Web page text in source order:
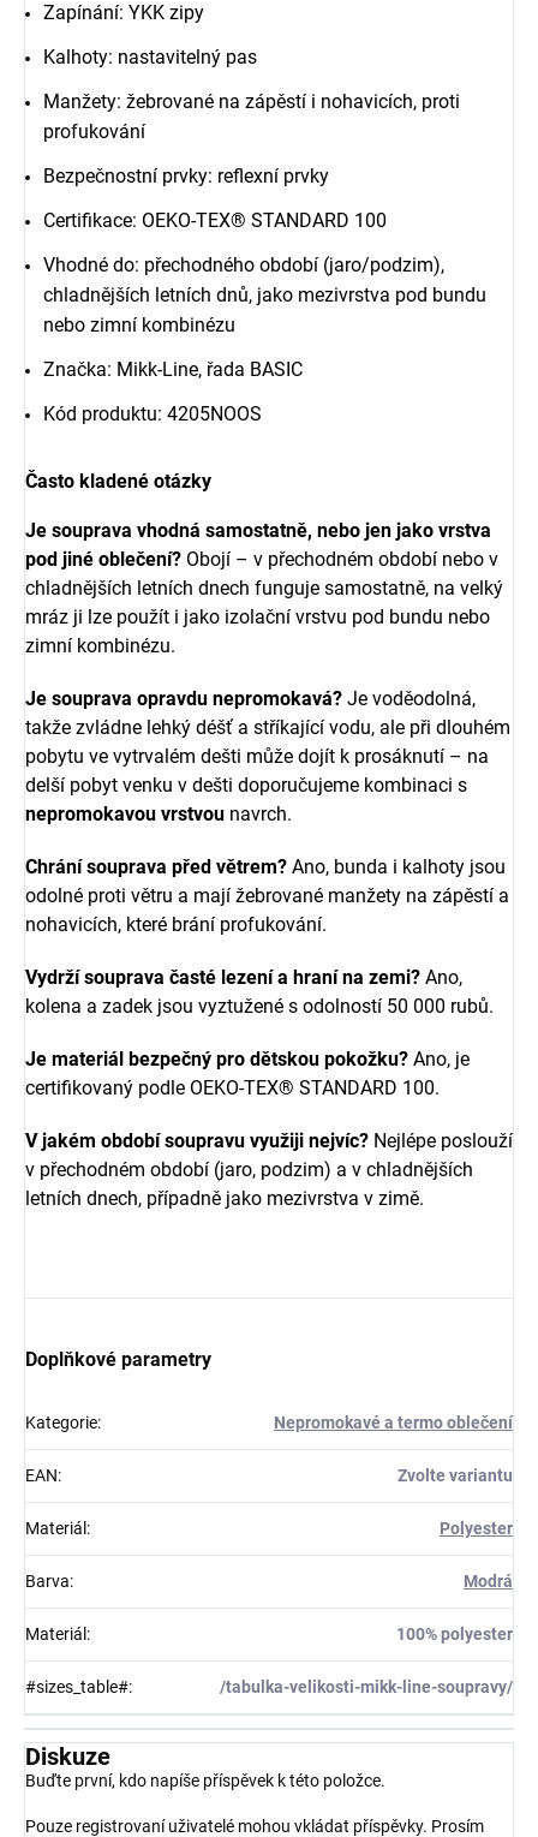
Zapínání: YKK zipy
Kalhoty: nastavitelný pas
Manžety: žebrované na zápěstí i nohavicích, proti
profukování
Bezpečnostní prvky: reflexní prvky
Certifikace: OEKO-TEX® STANDARD 100
Vhodné do: přechodného období (jaro/podzim),
chladnějších letních dnů, jako mezivrstva pod bundu
nebo zimní kombinézu
Značka: Mikk-Line, řada BASIC
Kód produktu: 4205NOOS
Často kladené otázky
Je souprava vhodná samostatně, nebo jen jako vrstva
pod jiné oblečení? Obojí – v přechodném období nebo v
chladnějších letních dnech funguje samostatně, na velký
mráz ji lze použít i jako izolační vrstvu pod bundu nebo
zimní kombinézu.
Je souprava opravdu nepromokavá? Je voděodolná,
takže zvládne lehký déšť a stříkající vodu, ale při dlouhém
pobytu ve vytrvalém dešti může dojít k prosáknutí – na
delší pobyt venku v dešti doporučujeme kombinaci s
nepromokavou vrstvou navrch.
Chrání souprava před větrem? Ano, bunda i kalhoty jsou
odolné proti větru a mají žebrované manžety na zápěstí a
nohavicích, které brání profukování.
Vydrží souprava časté lezení a hraní na zemi? Ano,
kolena a zadek jsou vyztužené s odolností 50 000 rubů.
Je materiál bezpečný pro dětskou pokožku? Ano, je
certifikovaný podle OEKO-TEX® STANDARD 100.
V jakém období soupravu využiji nejvíc? Nejlépe poslouží
v přechodném období (jaro, podzim) a v chladnějších
letních dnech, případně jako mezivrstva v zimě.
Doplňkové parametry
Kategorie: Nepromokavé a termo oblečení
EAN: Zvolte variantu
Materiál: Polyester
Barva: Modrá
Materiál: 100% polyester
#sizes_table#: /tabulka-velikosti-mikk-line-soupravy/
Diskuze
Buďte první, kdo napíše příspěvek k této položce.
Pouze registrovaní uživatelé mohou vkládat příspěvky. Prosím